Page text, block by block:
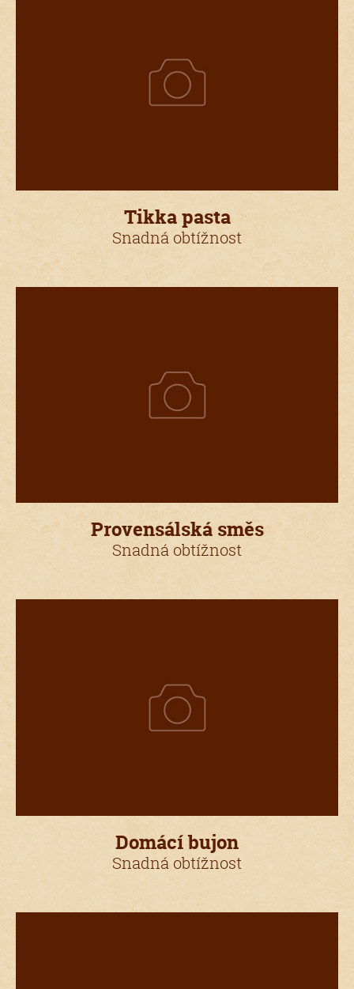
Tikka pasta
Snadná obtížnost
Provensálská směs
Snadná obtížnost
Domácí bujon
Snadná obtížnost